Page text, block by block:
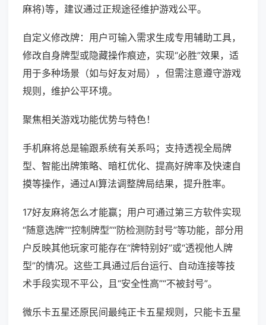
麻将)等，建议通过正规途径维护游戏公平。
自定义修改牌：用户可输入需求生成专用辅助工具，
修改自身牌型或隐藏操作痕迹，实现“必胜”效果，适
用于多种场景（如与好友对局），但需注意遵守游戏
规则，维护公平环境。
聚焦相关游戏功能优势与特色！
手机麻将总是输跟系统有关系吗；支持透视全局牌
型、智能出牌策略、暗杠优化、提高好牌率及快速自
摸等操作，通过AI算法调整牌局结果，提升胜率。
17好友麻将怎么才能赢；用户可通过第三方软件实现
“随意选牌”“控制牌型”“防检测防封号”等功能，部分用
户反映其他玩家可能存在“牌特别好”或“透视他人牌
型”的情况。这些工具通过后台运行、自动连接等技
术手段实现不平公，且“安全性高”“不被封号”。
微乐卡五星还原民间最纯正卡五星规则，只能卡五星